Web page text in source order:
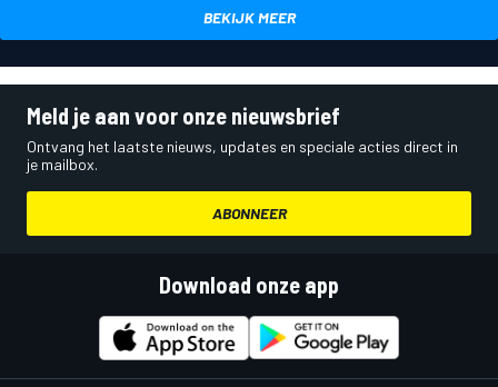
BEKIJK MEER
Meld je aan voor onze nieuwsbrief
Ontvang het laatste nieuws, updates en speciale acties direct in
je mailbox.
ABONNEER
Download onze app